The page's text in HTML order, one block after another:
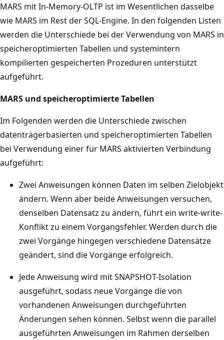
MARS mit In-Memory-OLTP ist im Wesentlichen dasselbe
wie MARS im Rest der SQL-Engine. In den folgenden Listen
werden die Unterschiede bei der Verwendung von MARS in
speicheroptimierten Tabellen und systemintern
kompilierten gespeicherten Prozeduren unterstützt
aufgeführt.
MARS und speicheroptimierte Tabellen
Im Folgenden werden die Unterschiede zwischen
datenträgerbasierten und speicheroptimierten Tabellen
bei Verwendung einer für MARS aktivierten Verbindung
aufgeführt:
Zwei Anweisungen können Daten im selben Zielobjekt
ändern. Wenn aber beide Anweisungen versuchen,
denselben Datensatz zu ändern, führt ein write-write-
Konflikt zu einem Vorgangsfehler. Werden durch die
zwei Vorgänge hingegen verschiedene Datensätze
geändert, sind die Vorgänge erfolgreich.
Jede Anweisung wird mit SNAPSHOT-Isolation
ausgeführt, sodass neue Vorgänge die von
vorhandenen Anweisungen durchgeführten
Änderungen sehen können. Selbst wenn die parallel
ausgeführten Anweisungen im Rahmen derselben